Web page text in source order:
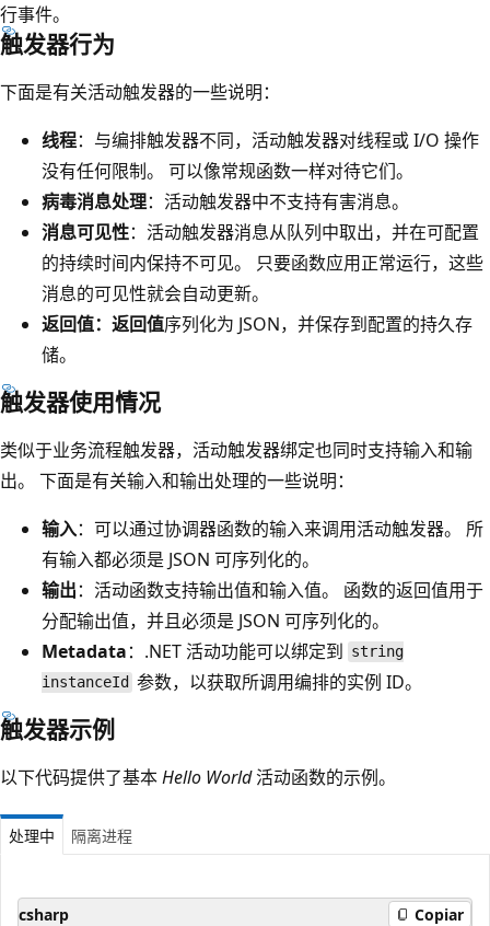
行事件。
触发器行为
下面是有关活动触发器的一些说明：
线程：与编排触发器不同，活动触发器对线程或 I/O 操作
没有任何限制。 可以像常规函数一样对待它们。
病毒消息处理：活动触发器中不支持有害消息。
消息可见性：活动触发器消息从队列中取出，并在可配置
的持续时间内保持不可见。 只要函数应用正常运行，这些
消息的可见性就会自动更新。
返回值：返回值序列化为 JSON，并保存到配置的持久存
储。
触发器使用情况
类似于业务流程触发器，活动触发器绑定也同时支持输入和输
出。 下面是有关输入和输出处理的一些说明：
输入：可以通过协调器函数的输入来调用活动触发器。 所
有输入都必须是 JSON 可序列化的。
输出：活动函数支持输出值和输入值。 函数的返回值用于
分配输出值，并且必须是 JSON 可序列化的。
Metadata：.NET 活动功能可以绑定到 string
instanceId 参数，以获取所调用编排的实例 ID。
触发器示例
以下代码提供了基本Hello World活动函数的示例。
处理中 隔离进程
csharp Copiar